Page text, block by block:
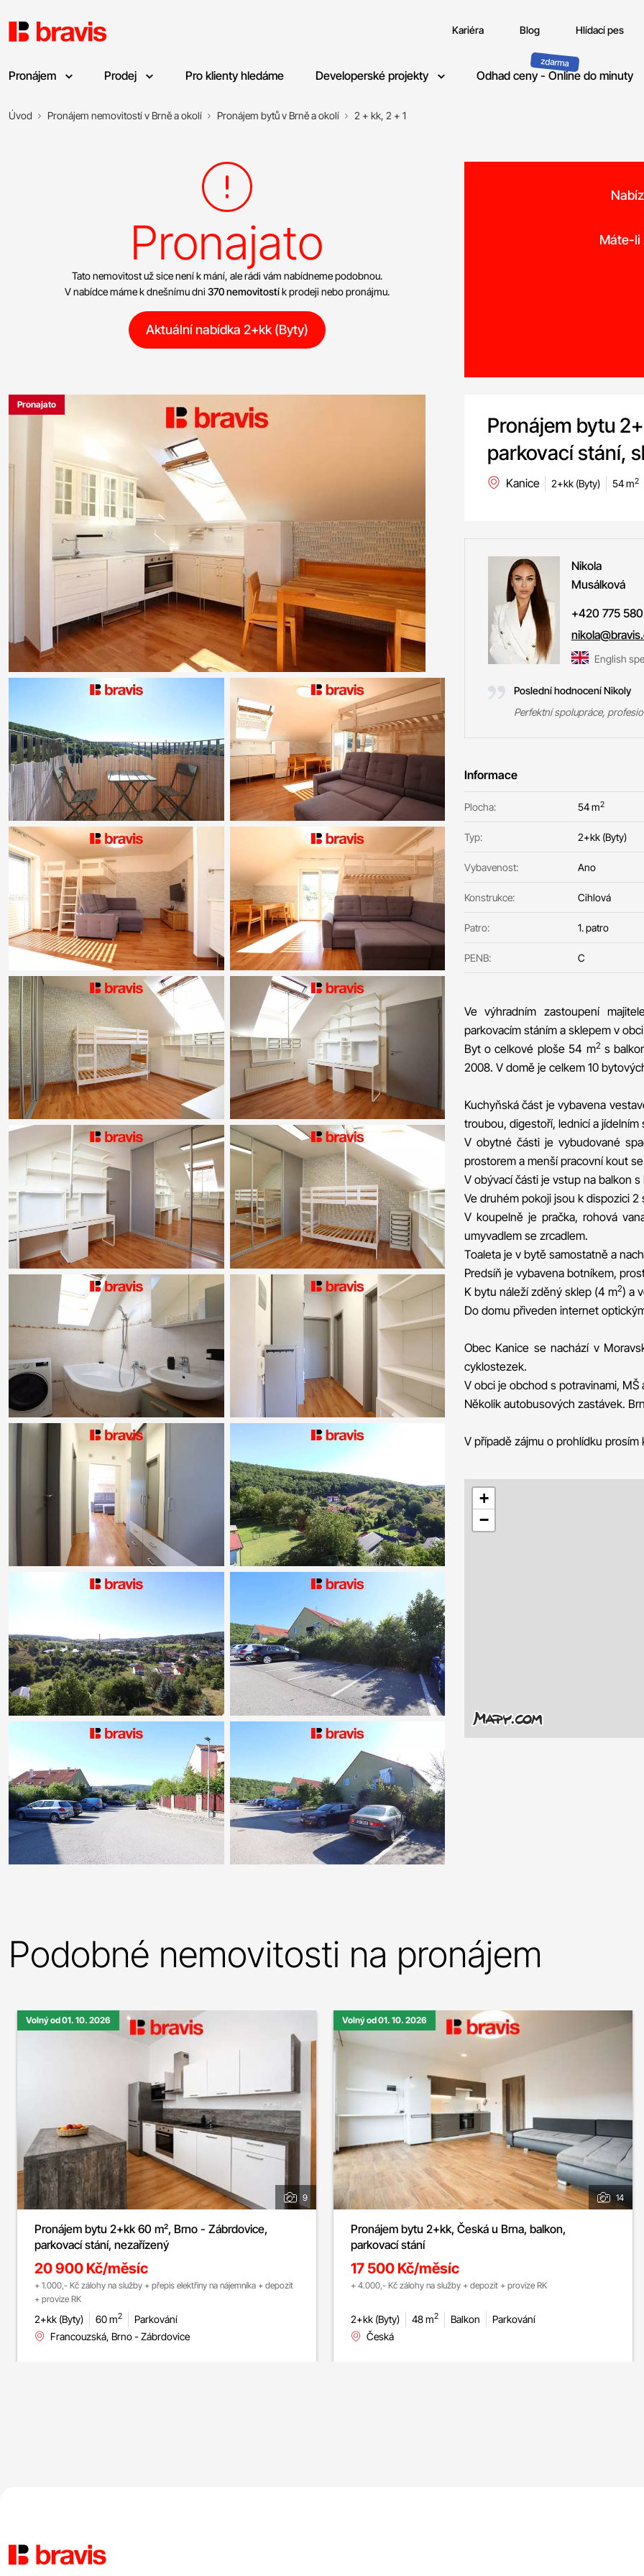
Kariéra Blog Hlídací pes
Pronájem Prodej Pro klienty hledáme Developerské projekty Odhad ceny - Online do minuty
Úvod Pronájem nemovitostí v Brně a okolí Pronájem bytů v Brně a okolí 2 + kk, 2 + 1
Pronajato
Tato nemovitost už sice není k mání, ale rádi vám nabídneme podobnou.
V nabídce máme k dnešnímu dni 370 nemovitostík prodeji nebo pronájmu.
Aktuální nabídka 2+kk (Byty)
Máte-li
Pronajato
Pronájem bytu
parkovací stání,
Kanice 2+kk (Byty) 54 m2
Nikola
Musálková
+420 775 580
English
Poslední hodnocení Nikoly
Perfektní spolupráce,
Informace
Plocha: 54 m2
Typ: 2+kk (Byty)
Vybavenost: Ano
Konstrukce: Cihlová
Patro: 1. patro
PENB: C
Ve výhradním zastoupení
parkovacím stáním a sklepem v
Byt o celkové ploše 54 m2s
2008. V domě je celkem 10
Kuchyňská část je vybavena
troubou, digestoří, lednicí a jídelním
V obytné části je vybudované
prostorem a menší pracovní kout
V obývací části je vstup na balkon
Ve druhém pokoji jsou k dispozici
V koupelně je pračka, rohová
umyvadlem se zrcadlem.
Toaleta je v bytě samostatně a
Predsíň je vybavena botníkem,
K bytu náleží zděný sklep (4 m2) a
Do domu přiveden internet
Obec Kanice se nachází v
cyklostezek.
V obci je obchod s potravinami, MŠ
Několik autobusových zastávek.
V případě zájmu o prohlídku
+
−
Podobné nemovitosti na pronájem
Volný od 01. 10. 2026
9
Pronájem bytu 2+kk 60 m², Brno - Zábrdovice,
parkovací stání, nezařízený
20 900 Kč/měsíc
+ 1.000,- Kč zálohy na služby + přepis elektřiny na nájemníka + depozit
+ provize RK
2+kk (Byty) 60 m2
Parkování
Francouzská, Brno - Zábrdovice
Volný od 01. 10. 2026
14
Pronájem bytu 2+kk, Česká u Brna, balkon,
parkovací stání
17 500 Kč/měsíc
+ 4.000,- Kč zálohy na služby + depozit + provize RK
2+kk (Byty) 48 m2 Balkon
Parkování
Česká